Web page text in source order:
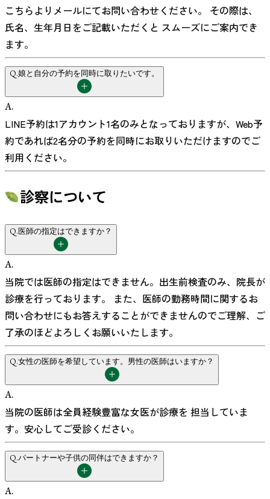
こちらよりメールにてお問い合わせください。 その際は、
氏名、生年月日をご記載いただくと スムーズにご案内でき
ます。
Q.娘と自分の予約を同時に取りたいです。
A.
LINE予約は1アカウント1名のみとなっておりますが、Web予
約であれば2名分の予約を同時にお取りいただけますのでご
利用ください。
診察について
Q.医師の指定はできますか？
A.
当院では医師の指定はできません。出生前検査のみ、院長が
診療を行っております。 また、医師の勤務時間に関するお
問い合わせにもお答えすることができませんのでご理解、ご
了承のほどよろしくお願いいたします。
Q.女性の医師を希望しています。男性の医師はいますか？
A.
当院の医師は全員経験豊富な女医が診療を 担当していま
す。安心してご受診ください。
Q.パートナーや子供の同伴はできますか？
A.